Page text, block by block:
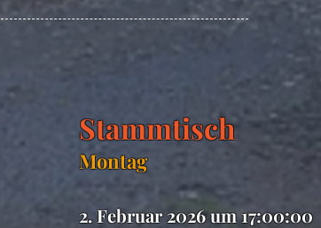
Stammtisch
Montag
2. Februar 2026 um 17:00:00